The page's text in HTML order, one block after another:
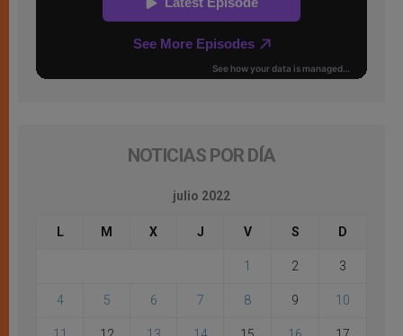
NOTICIAS POR DÍA
julio 2022
L M X J V S D
1 2 3
4 5 6 7 8 9 10